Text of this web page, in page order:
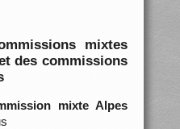
mixtes
des commissions
mixte Alpes